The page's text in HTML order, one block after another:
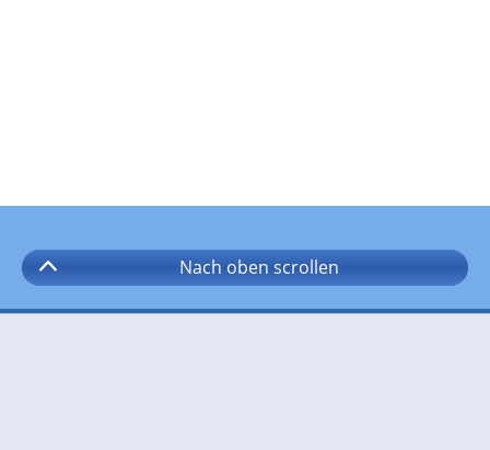
Nach oben scrollen